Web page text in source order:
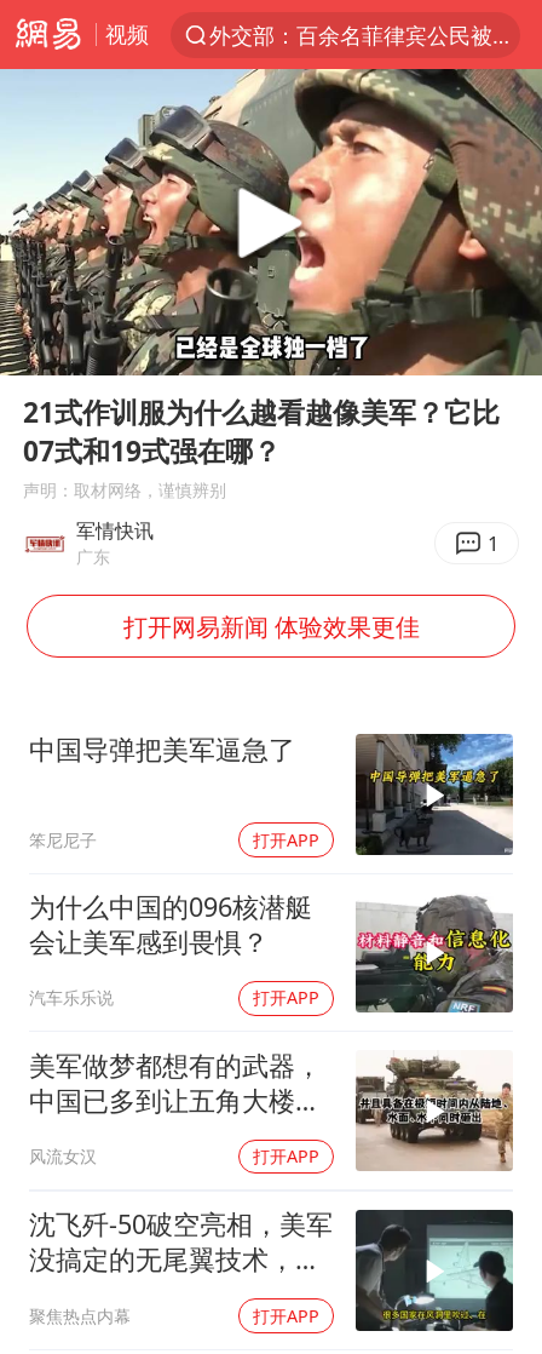
视频
外交部：百余名菲律宾公民被依法处理
7月份居民消费价格指数保持温和上涨
中使馆：重大涉诈逃犯檀某落网
台湾不是国家不存在“国格”
独闯南太行失联女子遗体已找到
哥伦比亚强震已致超20人死亡
哥伦比亚发生7.5级地震
上海将苏州河水强排至黄浦江
中方：奉劝美方解除对古巴制裁封锁
“老戏骨”秦焰去世
广岛长崎的昨天未必不会是日本的明天
我国民营企业创新动能持续增强
苏有朋亮相百花奖
五角大楼再公布UFO视频
母子三人想去郴州结果到了彬州
公安部通报：抓获犯罪嫌疑人8200余名
Play
00:00
21式作训服为什么越看越像美军？它比
07式和19式强在哪？
声明：取材网络，谨慎辨别
军情快讯
广东 1
打开网易新闻 体验效果更佳
中国导弹把美军逼急了
笨尼尼子 打开APP
为什么中国的096核潜艇
会让美军感到畏惧？
汽车乐乐说 打开APP
美军做梦都想有的武器，
中国已多到让五角大楼头
风流女汉 打开APP
沈飞歼-50破空亮相，美军
没搞定的无尾翼技术，被
聚焦热点内幕 打开APP